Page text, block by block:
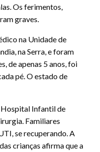
Os ferimentos,
graves.
na Unidade de
na Serra, e foram
de apenas 5 anos, foi
pé. O estado de
Hospital Infantil de
Familiares
se recuperando. A
crianças afirma que a